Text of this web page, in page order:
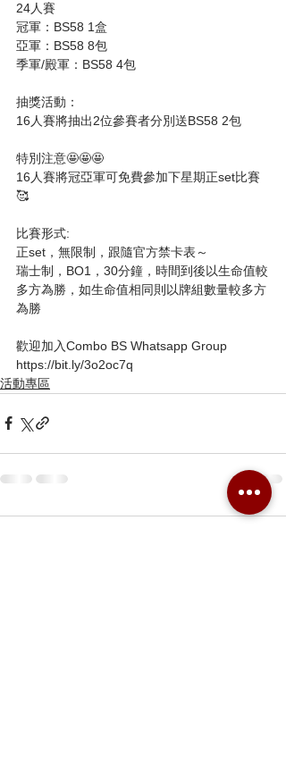
24人賽
冠軍：BS58 1盒
亞軍：BS58 8包
季軍/殿軍：BS58 4包
抽獎活動：
16人賽將抽出2位參賽者分別送BS58 2包
特別注意🤩🤩🤩
16人賽將冠亞軍可免費參加下星期正set比賽
🥰
比賽形式:
正set，無限制，跟隨官方禁卡表～
瑞士制，BO1，30分鐘，時間到後以生命值較
多方為勝，如生命值相同則以牌組數量較多方
為勝
歡迎加入Combo BS Whatsapp Group
https://bit.ly/3o2oc7q
活動專區